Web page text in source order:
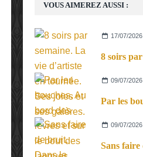
VOUS AIMEREZ AUSSI :
17/07/2026
09/07/2026
09/07/2026